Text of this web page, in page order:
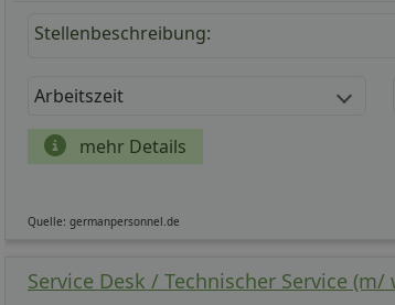
Stellenbeschreibung:
Arbeitszeit
mehr Details
Quelle: germanpersonnel.de
Service Desk / Technischer Service (m/